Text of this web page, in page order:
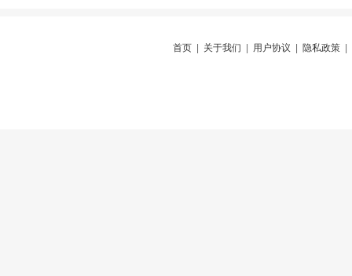
首页 关于我们 用户协议 隐私政策